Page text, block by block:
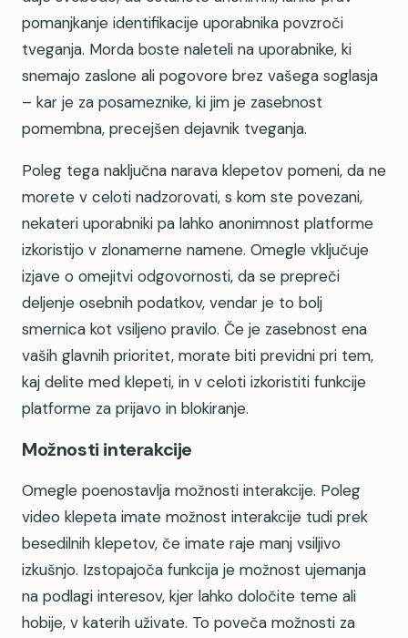
pomanjkanje identifikacije uporabnika povzroči
tveganja. Morda boste naleteli na uporabnike, ki
snemajo zaslone ali pogovore brez vašega soglasja
– kar je za posameznike, ki jim je zasebnost
pomembna, precejšen dejavnik tveganja.
Poleg tega naključna narava klepetov pomeni, da ne
morete v celoti nadzorovati, s kom ste povezani,
nekateri uporabniki pa lahko anonimnost platforme
izkoristijo v zlonamerne namene. Omegle vključuje
izjave o omejitvi odgovornosti, da se prepreči
deljenje osebnih podatkov, vendar je to bolj
smernica kot vsiljeno pravilo. Če je zasebnost ena
vaših glavnih prioritet, morate biti previdni pri tem,
kaj delite med klepeti, in v celoti izkoristiti funkcije
platforme za prijavo in blokiranje.
Možnosti interakcije
Omegle poenostavlja možnosti interakcije. Poleg
video klepeta imate možnost interakcije tudi prek
besedilnih klepetov, če imate raje manj vsiljivo
izkušnjo. Izstopajoča funkcija je možnost ujemanja
na podlagi interesov, kjer lahko določite teme ali
hobije, v katerih uživate. To poveča možnosti za